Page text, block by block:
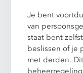
Je bent
van
staat bent
beslissen of je
met derden.